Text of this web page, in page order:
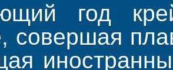
год
совершая